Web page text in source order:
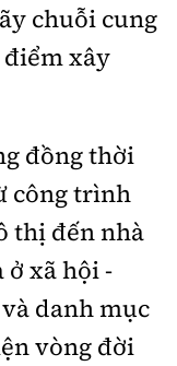
chuỗi cung
điểm xây
đồng thời
công trình
thị đến nhà
ở xã hội -
danh mục
vòng đời